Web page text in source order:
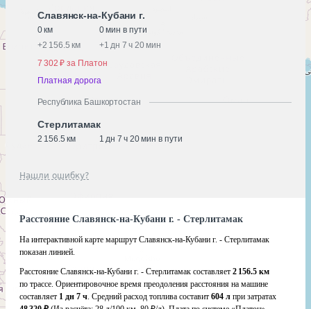
Славянск-на-Кубани г.
0 км
0 мин в пути
+2 156.5 км +1 дн 7 ч 20 мин
7 302 ₽ за Платон
Платная дорога
Республика Башкортостан
Стерлитамак
2 156.5 км 1 дн 7 ч 20 мин в пути
Нашли ошибку?
Расстояние Славянск-на-Кубани г. - Стерлитамак
На интерактивной карте маршрут Славянск-на-Кубани г. - Стерлитамак
показан линией.
Расстояние Славянск-на-Кубани г. - Стерлитамак составляет 2 156.5 км
по трассе. Ориентировочное время преодоления расстояния на машине
составляет 1 дн 7 ч. Средний расход топлива составит 604 л при затратах